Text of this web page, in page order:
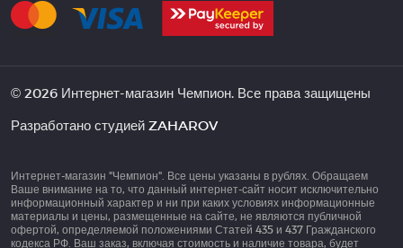
© 2026 Интернет-магазин Чемпион. Все права защищены
Разработано студией ZAHAROV
Интернет-магазин "Чемпион". Все цены указаны в рублях. Обращаем
Ваше внимание на то, что данный интернет-сайт носит исключительно
информационный характер и ни при каких условиях информационные
материалы и цены, размещенные на сайте, не являются публичной
офертой, определяемой положениями Статей 435 и 437 Гражданского
кодекса РФ. Ваш заказ, включая стоимость и наличие товара, будет